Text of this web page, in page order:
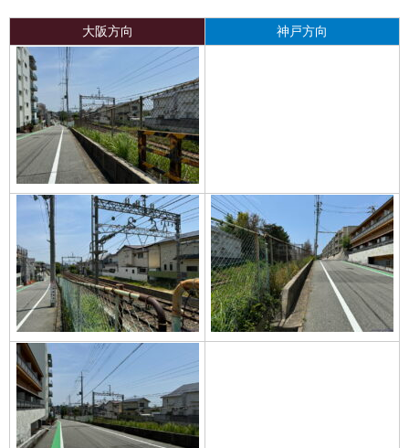
大阪方向 神戸方向